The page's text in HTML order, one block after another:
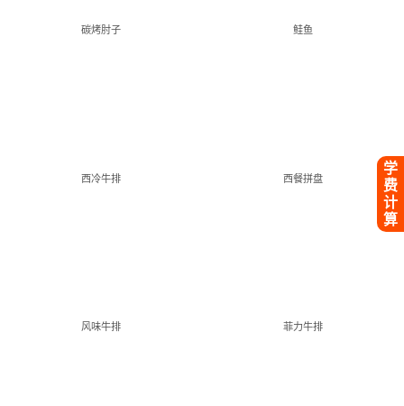
学
费
计
算
碳烤肘子 鲑鱼
西冷牛排 西餐拼盘
风味牛排 菲力牛排